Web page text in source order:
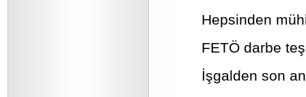
Hepsinden
FETÖ darbe
İşgalden son